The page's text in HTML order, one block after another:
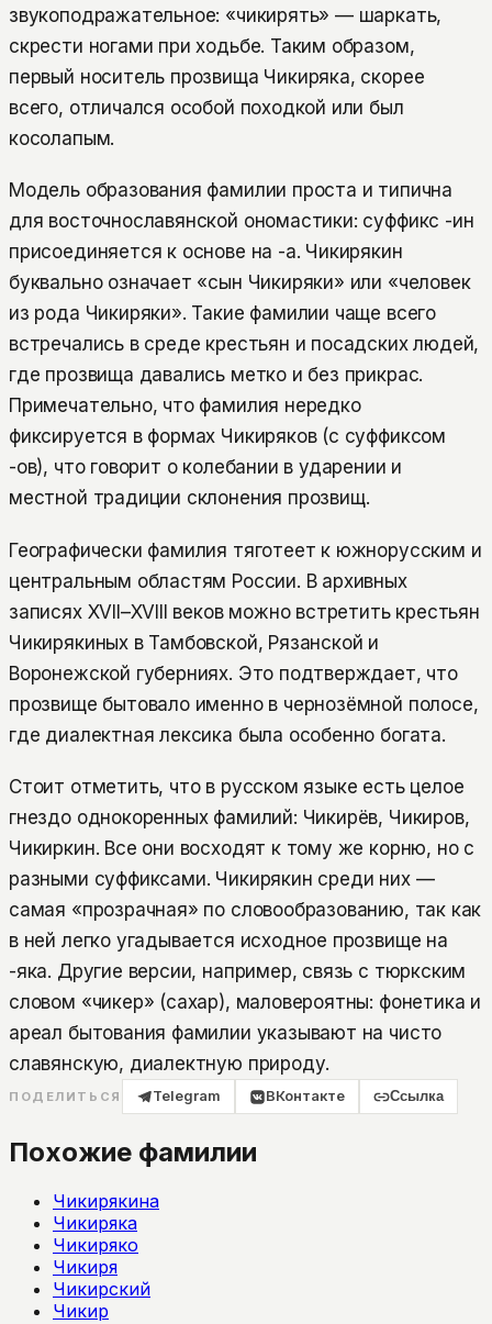
звукоподражательное: «чикирять» — шаркать,
скрести ногами при ходьбе. Таким образом,
первый носитель прозвища Чикиряка, скорее
всего, отличался особой походкой или был
косолапым.
Модель образования фамилии проста и типична
для восточнославянской ономастики: суффикс -ин
присоединяется к основе на -а. Чикирякин
буквально означает «сын Чикиряки» или «человек
из рода Чикиряки». Такие фамилии чаще всего
встречались в среде крестьян и посадских людей,
где прозвища давались метко и без прикрас.
Примечательно, что фамилия нередко
фиксируется в формах Чикиряков (с суффиксом
-ов), что говорит о колебании в ударении и
местной традиции склонения прозвищ.
Географически фамилия тяготеет к южнорусским и
центральным областям России. В архивных
записях XVII–XVIII веков можно встретить крестьян
Чикирякиных в Тамбовской, Рязанской и
Воронежской губерниях. Это подтверждает, что
прозвище бытовало именно в чернозёмной полосе,
где диалектная лексика была особенно богата.
Стоит отметить, что в русском языке есть целое
гнездо однокоренных фамилий: Чикирёв, Чикиров,
Чикиркин. Все они восходят к тому же корню, но с
разными суффиксами. Чикирякин среди них —
самая «прозрачная» по словообразованию, так как
в ней легко угадывается исходное прозвище на
-яка. Другие версии, например, связь с тюркским
словом «чикер» (сахар), маловероятны: фонетика и
ареал бытования фамилии указывают на чисто
славянскую, диалектную природу.
ПОДЕЛИТЬСЯ Telegram ВКонтакте Ссылка
Похожие фамилии
Чикирякина
Чикиряка
Чикиряко
Чикиря
Чикирский
Чикир